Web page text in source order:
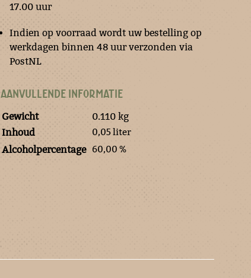
17.00 uur
Indien op voorraad wordt uw bestelling op
werkdagen binnen 48 uur verzonden via
PostNL
AANVULLENDE INFORMATIE
Gewicht
0.110 kg
Inhoud
0,05 liter
Alcoholpercentage 60,00 %